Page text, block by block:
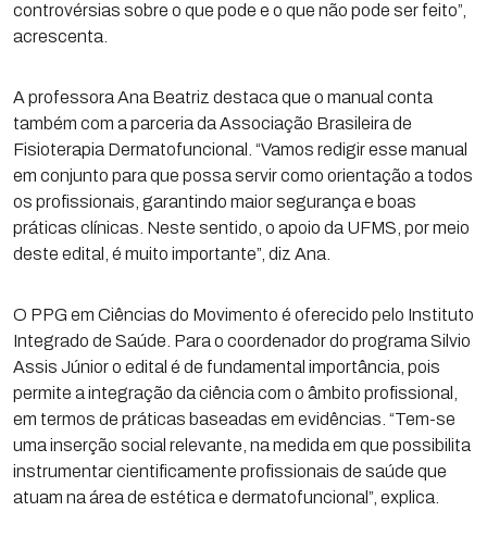
controvérsias sobre o que pode e o que não pode ser feito”,
acrescenta.
A professora Ana Beatriz destaca que o manual conta
também com a parceria da Associação Brasileira de
Fisioterapia Dermatofuncional. “Vamos redigir esse manual
em conjunto para que possa servir como orientação a todos
os profissionais, garantindo maior segurança e boas
práticas clínicas. Neste sentido, o apoio da UFMS, por meio
deste edital, é muito importante”, diz Ana.
O PPG em Ciências do Movimento é oferecido pelo Instituto
Integrado de Saúde. Para o coordenador do programa Silvio
Assis Júnior o edital é de fundamental importância, pois
permite a integração da ciência com o âmbito profissional,
em termos de práticas baseadas em evidências. “Tem-se
uma inserção social relevante, na medida em que possibilita
instrumentar cientificamente profissionais de saúde que
atuam na área de estética e dermatofuncional”, explica.